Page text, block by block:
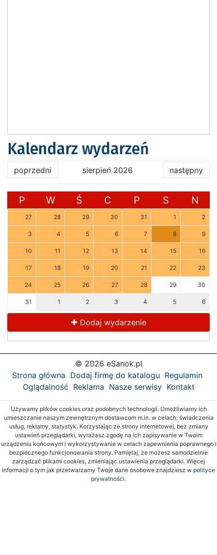
Kalendarz wydarzeń
poprzedni sierpień 2026 następny
P W Ś C P S N
27 28 29 30 31 1 2
3 4 5 6 7 8 9
10 11 12 13 14 15 16
17 18 19 20 21 22 23
24 25 26 27 28 29 30
31 1 2 3 4 5 6
Dodaj wydarzenie
© 2026 eSanok.pl
Strona główna Dodaj firmę do katalogu Regulamin
Oglądalność Reklama Nasze serwisy Kontakt
Używamy plików cookies oraz podobnych technologii. Umożliwiamy ich
umieszczanie naszym zewnętrznym dostawcom m.in. w celach: świadczenia
usług, reklamy, statystyk. Korzystając ze strony internetowej, bez zmiany
ustawień przeglądarki, wyrażasz zgodę na ich zapisywanie w Twoim
urządzeniu końcowym i wykorzystywanie w celach zapewnienia poprawnego i
bezpiecznego funkcjonowania strony. Pamiętaj, że możesz samodzielnie
zarządzać plikami cookies, zmieniając ustawienia przeglądarki. Więcej
informacji o tym jak przetwarzamy Twoje dane osobowe znajdziesz w polityce
prywatności.